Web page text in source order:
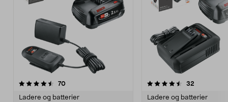
70anmeldelser
Ladere og batterier
4.5av 5 stjerner 32
Ladere og batterier
4.5av 5 stjerner